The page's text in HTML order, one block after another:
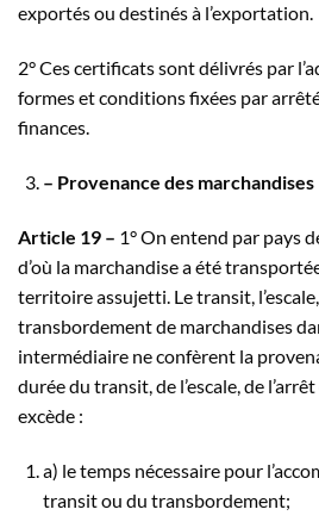
exportés ou destinés à l’exportation.
2° Ces certificats sont délivrés par
formes et conditions fixées par
finances.
– Provenance des marchandises
Article 19 – 1° On entend par pays
d’où la marchandise a été
territoire assujetti. Le transit,
transbordement de marchandises
intermédiaire ne confèrent la
durée du transit, de l’escale, de
excède :
a) le temps nécessaire pour
transit ou du transbordement;